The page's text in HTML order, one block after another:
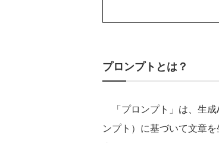
プロンプトとは？
「プロンプト」は、生成
ンプト）に基づいて文章